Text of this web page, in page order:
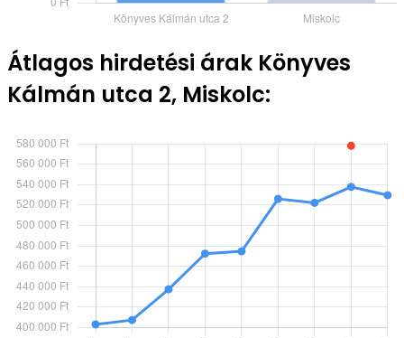
Átlagos hirdetési árak Könyves
Kálmán utca 2, Miskolc: